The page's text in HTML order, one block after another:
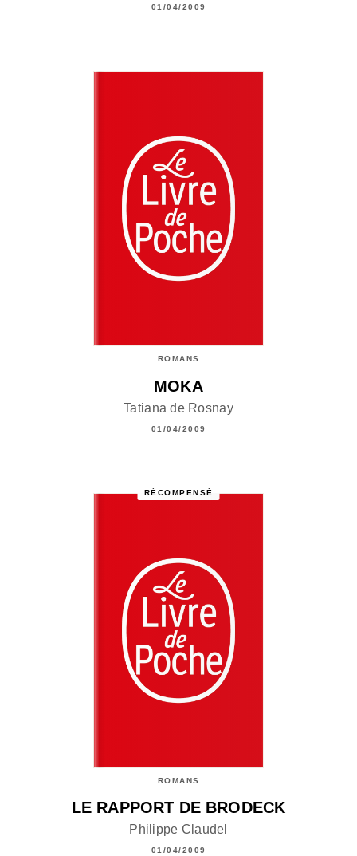
01/04/2009
ROMANS
MOKA
Tatiana de Rosnay
01/04/2009
RÉCOMPENSÉ
ROMANS
LE RAPPORT DE BRODECK
Philippe Claudel
01/04/2009